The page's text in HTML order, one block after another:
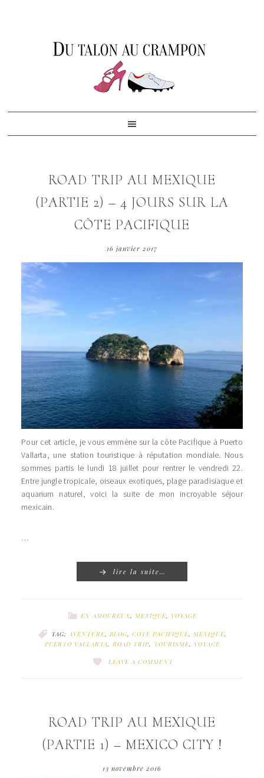
ROAD TRIP AU MEXIQUE
(PARTIE 2) – 4 JOURS SUR LA
CÔTE PACIFIQUE
16 janvier 2017
Pour cet article, je vous emmène sur la côte Pacifique à Puerto
Vallarta, une station touristique à réputation mondiale. Nous
sommes partis le lundi 18 juillet pour rentrer le vendredi 22.
Entre jungle tropicale, oiseaux exotiques, plage paradisiaque et
aquarium naturel, voici la suite de mon incroyable séjour
mexicain.
…
lire la suite…
EN AMOUREUX, MEXIQUE, VOYAGE
TAG:AVENTURE, BLOG, COTE PACIFIQUE, MEXIQUE,
PUERTO VALLARTA, ROAD TRIP, TOURISME, VOYAGE
LEAVE A COMMENT
ROAD TRIP AU MEXIQUE
(PARTIE 1) – MEXICO CITY !
13 novembre 2016